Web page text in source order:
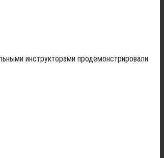
инструкторами продемонстрировали